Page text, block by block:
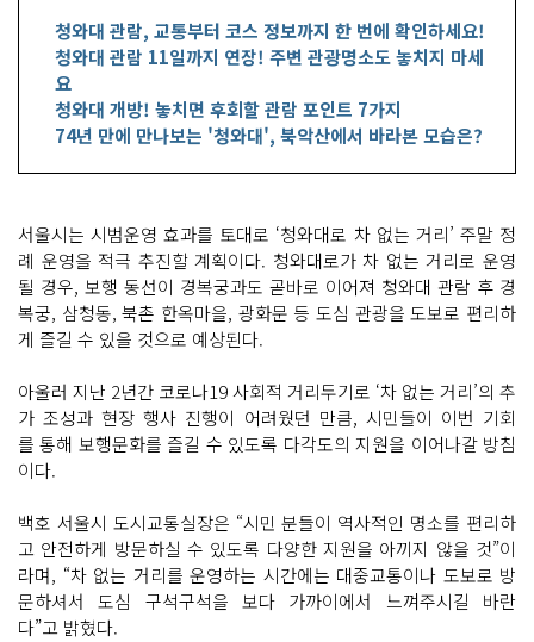
청와대 관람, 교통부터 코스 정보까지 한 번에 확인하세요!
청와대 관람 11일까지 연장! 주변 관광명소도 놓치지 마세
요
청와대 개방! 놓치면 후회할 관람 포인트 7가지
74년 만에 만나보는 '청와대', 북악산에서 바라본 모습은?
서울시는 시범운영 효과를 토대로 ‘청와대로 차 없는 거리’ 주말 정
례 운영을 적극 추진할 계획이다. 청와대로가 차 없는 거리로 운영
될 경우, 보행 동선이 경복궁과도 곧바로 이어져 청와대 관람 후 경
복궁, 삼청동, 북촌 한옥마을, 광화문 등 도심 관광을 도보로 편리하
게 즐길 수 있을 것으로 예상된다.
아울러 지난 2년간 코로나19 사회적 거리두기로 ‘차 없는 거리’의 추
가 조성과 현장 행사 진행이 어려웠던 만큼, 시민들이 이번 기회
를 통해 보행문화를 즐길 수 있도록 다각도의 지원을 이어나갈 방침
이다.
백호 서울시 도시교통실장은 “시민 분들이 역사적인 명소를 편리하
고 안전하게 방문하실 수 있도록 다양한 지원을 아끼지 않을 것”이
라며, “차 없는 거리를 운영하는 시간에는 대중교통이나 도보로 방
문하셔서 도심 구석구석을 보다 가까이에서 느껴주시길 바란
다”고 밝혔다.